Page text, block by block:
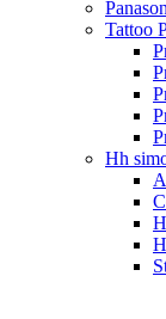
Tattoo
Hh